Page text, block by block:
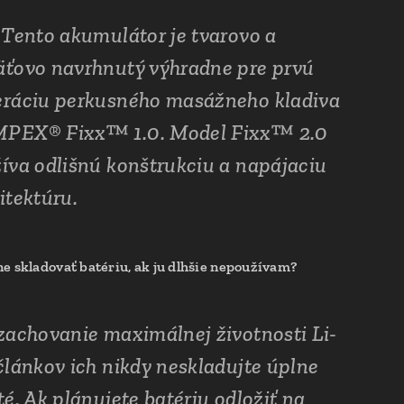
akumulátor je tvarovo a
navrhnutý výhradne pre prvú
perkusného masážneho kladiva
Fixx™ 1.0. Model Fixx™ 2.0
odlišnú konštrukciu a napájaciu
skladovať batériu, ak ju dlhšie nepoužívam?
maximálnej životnosti Li-
ich nikdy neskladujte úplne
Ak plánujete batériu odložiť na